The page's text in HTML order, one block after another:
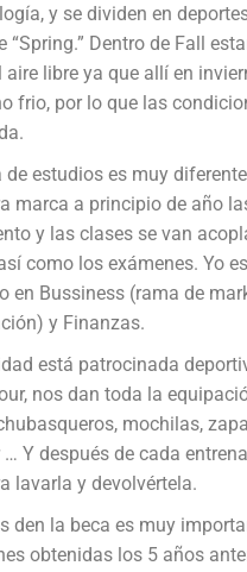
y se dividen en
“Spring.” Dentro de Fall
aire libre ya que allí en
frio, por lo que las
de estudios es muy
marca a principio de año
y las clases se van
como los exámenes. Yo
en Bussiness (rama de
y Finanzas.
está patrocinada
nos dan toda la
mochilas,
… Y después de cada
lavarla y devolvértela.
den la beca es muy
obtenidas los 5 años